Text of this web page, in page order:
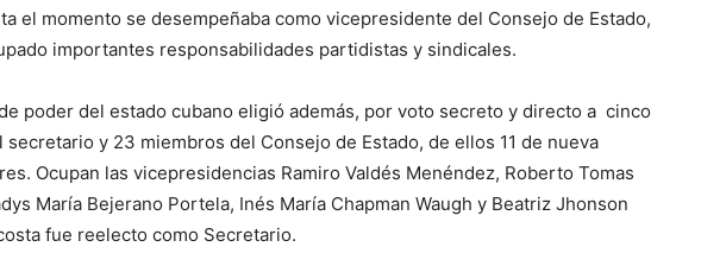
el momento se desempeñaba como vicepresidente del Consejo de Estado,
importantes responsabilidades partidistas y sindicales.
poder del estado cubano eligió además, por voto secreto y directo a cinco
y 23 miembros del Consejo de Estado, de ellos 11 de nueva
Ocupan las vicepresidencias Ramiro Valdés Menéndez, Roberto Tomas
María Bejerano Portela, Inés María Chapman Waugh y Beatriz Jhonson
fue reelecto como Secretario.